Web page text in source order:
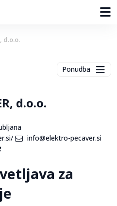
d.o.o.
Ponudba
d.o.o.
info@elektro-pecaver.si
za